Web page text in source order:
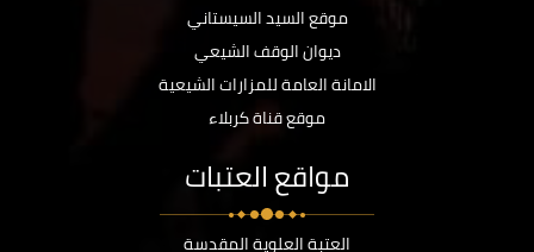
موقع السيد السيستاني
ديوان الوقف الشيعي
الامانة العامة للمزارات الشيعية
موقع قناة كربلاء
مواقع العتبات
العتبة العلوية المقدسة